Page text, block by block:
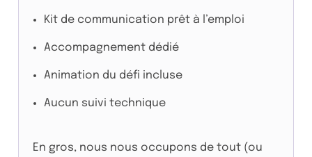
Kit de communication prêt à l’emploi
Accompagnement dédié
Animation du défi incluse
Aucun suivi technique
En gros, nous nous occupons de tout (ou